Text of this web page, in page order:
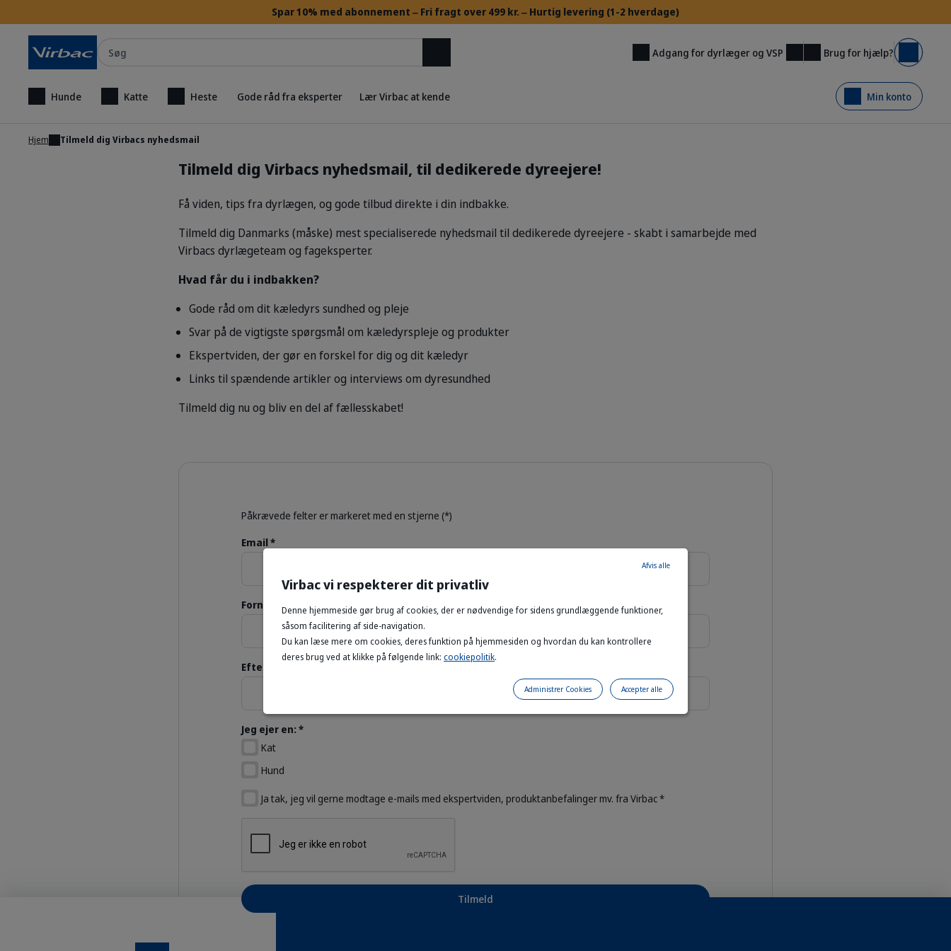
Spar 10% med abonnement ‒ ​Fri fragt over 499 kr. ‒ Hurtig levering (1-2 hverdage)
Adgang for dyrlæger og VSP Brug for hjælp? Kurv
Hunde Katte Heste Gode råd fra eksperter Lær Virbac at kende Min konto
Hjem Tilmeld dig Virbacs nyhedsmail
Tilmeld dig Virbacs nyhedsmail, til dedikerede dyreejere!
Få viden, tips fra dyrlægen, og gode tilbud direkte i din indbakke.
Tilmeld dig Danmarks (måske) mest specialiserede nyhedsmail til dedikerede dyreejere - skabt i samarbejde med
Virbacs dyrlægeteam og fageksperter.
Hvad får du i indbakken?
Gode råd om dit kæledyrs sundhed og pleje
Svar på de vigtigste spørgsmål om kæledyrspleje og produkter
Ekspertviden, der gør en forskel for dig og dit kæledyr
Links til spændende artikler og interviews om dyresundhed
Tilmeld dig nu og bliv en del af fællesskabet!
Påkrævede felter er markeret med en stjerne (*)
Email *
Fornavn *
Efternavn *
Jeg ejer en: *
Kat
Hund
Ja tak, jeg vil gerne modtage e-mails med ekspertviden, produktanbefalinger mv. fra Virbac *
Tilmeld
Virbac vi respekterer dit privatliv
Denne hjemmeside gør brug af cookies, der er nødvendige for sidens grundlæggende funktioner,
såsom facilitering af side-navigation.
Du kan læse mere om cookies, deres funktion på hjemmesiden og hvordan du kan kontrollere
deres brug ved at klikke på følgende link: cookiepolitik.
Afvis alle
Accepter alle
Administrer Cookies